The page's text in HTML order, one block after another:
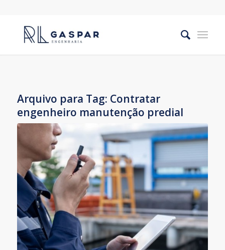
Arquivo para Tag: Contratar
engenheiro manutenção predial